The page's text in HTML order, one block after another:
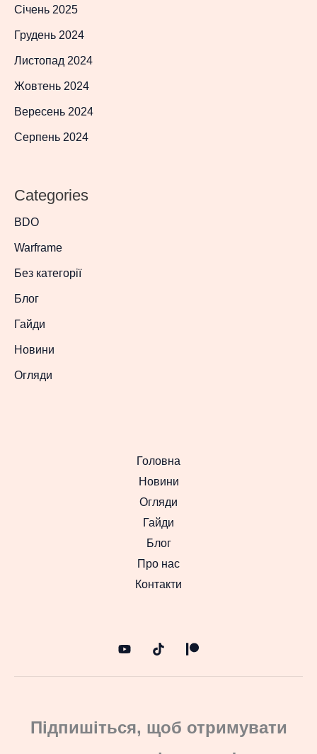
Січень 2025
Грудень 2024
Листопад 2024
Жовтень 2024
Вересень 2024
Серпень 2024
Categories
BDO
Warframe
Без категорії
Блог
Гайди
Новини
Огляди
Головна
Новини
Огляди
Гайди
Блог
Про нас
Контакти
Підпишіться, щоб отримувати